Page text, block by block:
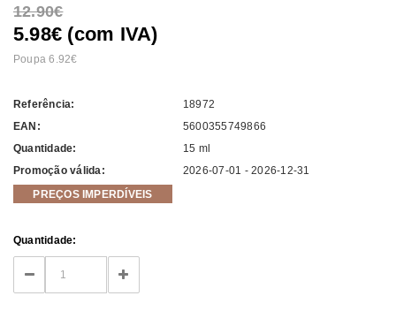
12.90
5.98€ (com IVA)
Poupa 6.92
Referência:
18972
EAN:
5600355749866
Quantidade:
15 ml
Promoção válida:
2026-07-01 - 2026-12-31
PREÇOS IMPERDÍVEIS
Current
Stock:
Quantidade:
DECREASE
QUANTITY:
INCREASE
QUANTITY: